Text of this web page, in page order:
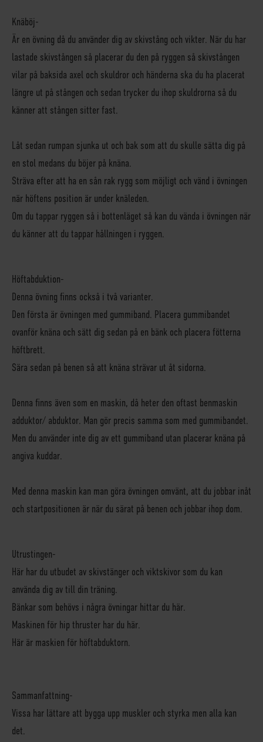
Knäböj-
Är en övning då du använder dig av skivstång och vikter. När du har
lastade skivstången så placerar du den på ryggen så skivstången
vilar på baksida axel och skuldror och händerna ska du ha placerat
längre ut på stången och sedan trycker du ihop skuldrorna så du
känner att stången sitter fast.
Låt sedan rumpan sjunka ut och bak som att du skulle sätta dig på
en stol medans du böjer på knäna.
Sträva efter att ha en sån rak rygg som möjligt och vänd i övningen
när höftens position är under knäleden.
Om du tappar ryggen så i bottenläget så kan du vända i övningen när
du känner att du tappar hållningen i ryggen.
Höftabduktion-
Denna övning finns också i två varianter.
Den första är övningen med gummiband. Placera gummibandet
ovanför knäna och sätt dig sedan på en bänk och placera fötterna
höftbrett.
Sära sedan på benen så att knäna strävar ut åt sidorna.
Denna finns även som en maskin, då heter den oftast benmaskin
adduktor/ abduktor. Man gör precis samma som med gummibandet.
Men du använder inte dig av ett gummiband utan placerar knäna på
angiva kuddar.
Med denna maskin kan man göra övningen omvänt, att du jobbar inåt
och startpositionen är när du särat på benen och jobbar ihop dom.
Utrustingen-
Här har du utbudet av skivstänger och viktskivor som du kan
använda dig av till din träning.
Bänkar som behövs i några övningar hittar du här.
Maskinen för hip thruster har du här.
Här är maskien för höftabduktorn.
Sammanfattning-
Vissa har lättare att bygga upp muskler och styrka men alla kan
det.